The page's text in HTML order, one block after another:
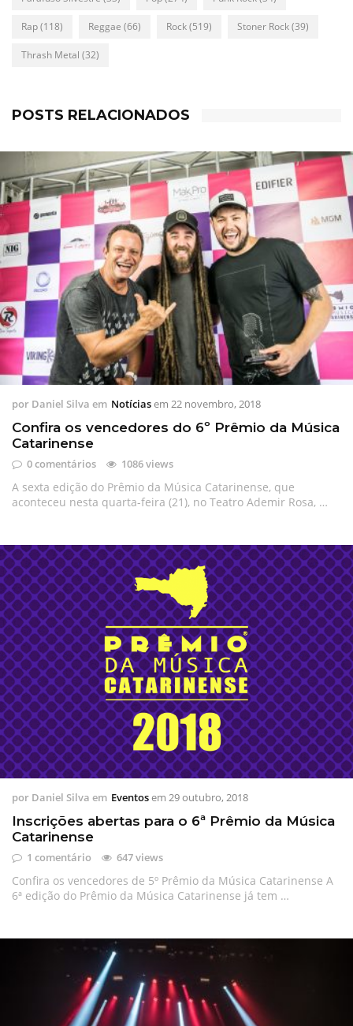
Rap(118) Reggae (66) Rock(519) Stoner Rock(39)
Thrash Metal (32)
POSTS RELACIONADOS
por Daniel Silva em Notíciasem 22 novembro, 2018
Confira os vencedores do 6º Prêmio da Música
Catarinense
0 comentários 1086 views
A sexta edição do Prêmio da Música Catarinense, que
aconteceu nesta quarta-feira (21), no Teatro Ademir Rosa, …
por Daniel Silva em Eventosem 29 outubro, 2018
Inscrições abertas para o 6ª Prêmio da Música
Catarinense
1 comentário 647 views
Confira os vencedores de 5º Prêmio da Música Catarinense A
6ª edição do Prêmio da Música Catarinense já tem …